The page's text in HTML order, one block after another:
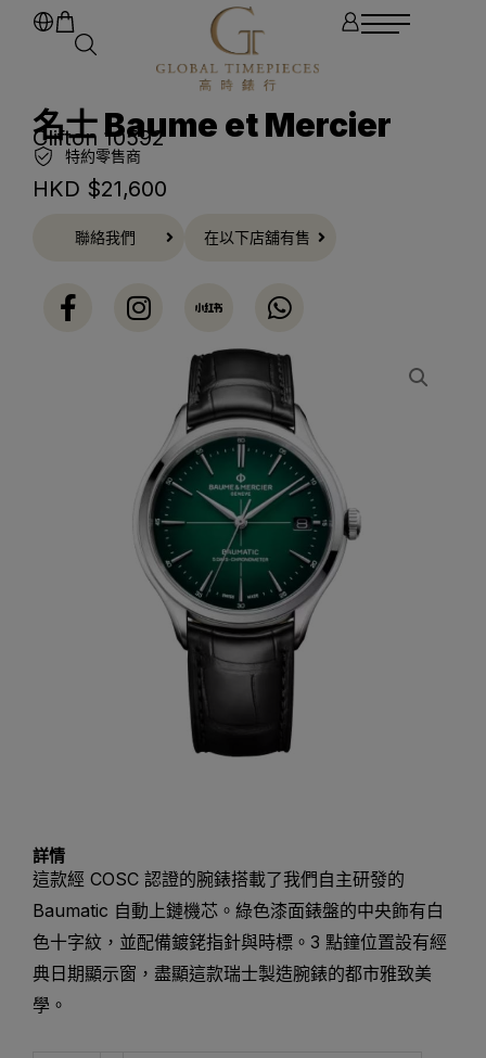
名士 Baume et Mercier
Clifton 10592
特約零售商
HKD $21,600
聯絡我們 在以下店舖有售
詳情
這款經 COSC 認證的腕錶搭載了我們自主研發的
Baumatic 自動上鏈機芯。綠色漆面錶盤的中央飾有白
色十字紋，並配備鍍銠指針與時標。3 點鐘位置設有經
典日期顯示窗，盡顯這款瑞士製造腕錶的都市雅致美
學。